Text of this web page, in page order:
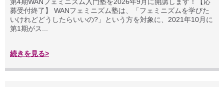
募受付終了】 WANフェミニズム塾は、「フェミニズムを学びた
いけれどどうしたらいいの?」という方を対象に、2021年10月に
第1期がス...
続きを見る>